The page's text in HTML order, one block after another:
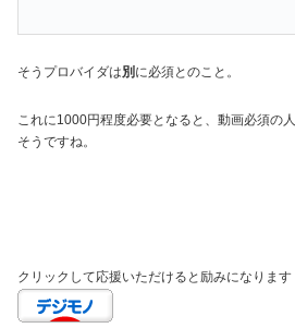
そうプロバイダは別 に必須とのこと。
これに1000円程度必要となると、動画必須の
そうですね。
クリックして応援いただけると励みになります